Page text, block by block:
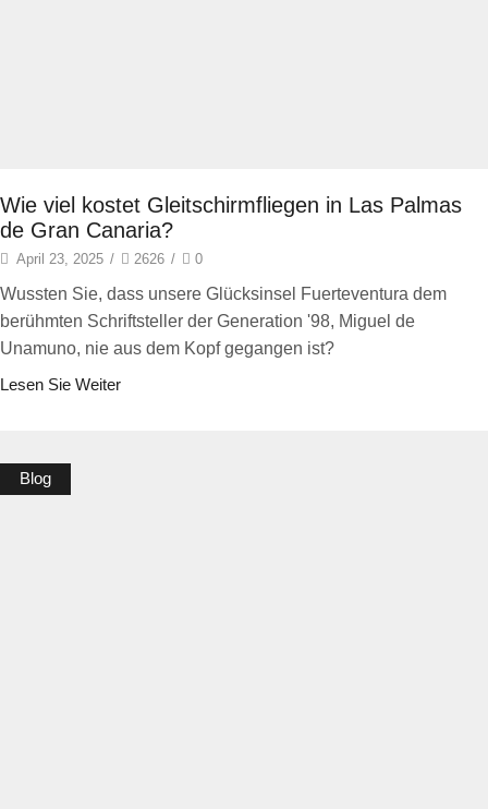
Wie viel kostet Gleitschirmfliegen in Las Palmas
de Gran Canaria?
April 23, 2025 / 2626 / 0
Wussten Sie, dass unsere Glücksinsel Fuerteventura dem
berühmten Schriftsteller der Generation '98, Miguel de
Unamuno, nie aus dem Kopf gegangen ist?
Lesen Sie Weiter
Blog